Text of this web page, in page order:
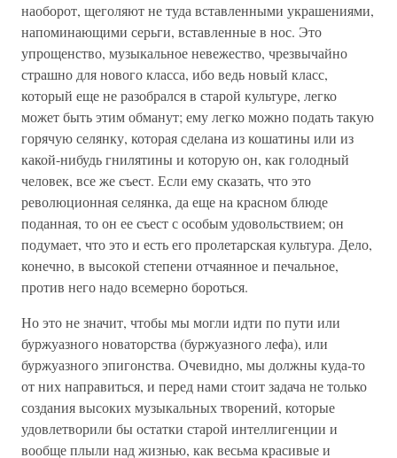
наоборот, щеголяют не туда вставленными украшениями,
напоминающими серьги, вставленные в нос. Это
упрощенство, музыкальное невежество, чрезвычайно
страшно для нового класса, ибо ведь новый класс,
который еще не разобрался в старой культуре, легко
может быть этим обманут; ему легко можно подать такую
горячую селянку, которая сделана из кошатины или из
какой-нибудь гнилятины и которую он, как голодный
человек, все же съест. Если ему сказать, что это
революционная селянка, да еще на красном блюде
поданная, то он ее съест с особым удовольствием; он
подумает, что это и есть его пролетарская культура. Дело,
конечно, в высокой степени отчаянное и печальное,
против него надо всемерно бороться.
Но это не значит, чтобы мы могли идти по пути или
буржуазного новаторства (буржуазного лефа), или
буржуазного эпигонства. Очевидно, мы должны куда-то
от них направиться, и перед нами стоит задача не только
создания высоких музыкальных творений, которые
удовлетворили бы остатки старой интеллигенции и
вообще плыли над жизнью, как весьма красивые и